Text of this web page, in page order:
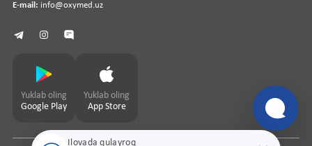
Ilovada qulayroq
E-mail: info@oxymed.uz
Yuklab oling
Google Play
Yuklab oling
App Store